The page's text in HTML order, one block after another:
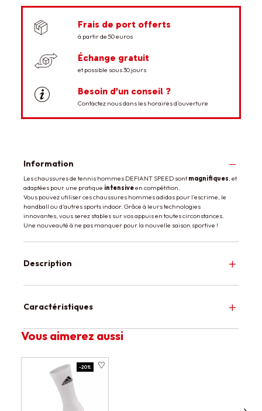
Frais de port offerts
à partir de 50 euros
Échange gratuit
et possible sous 30 jours
Besoin d’un conseil ?
Contactez nous dans les horaires d’ouverture
Information
Les chaussures de tennis hommes DEFIANT SPEED sontmagnifiques , et
adaptées pour une pratique intensiveen compétition.
Vous pouvez utiliser ces chaussures hommes adidas pour l'escrime, le
handball ou d'autres sports indoor. Grâce à leurs technologies
innovantes, vous serez stables sur vos appuis en toutes circonstances.
Une nouveauté à ne pas manquer pour la nouvelle saison sportive !
Description
Caractéristiques
Vous aimerez aussi
-20%